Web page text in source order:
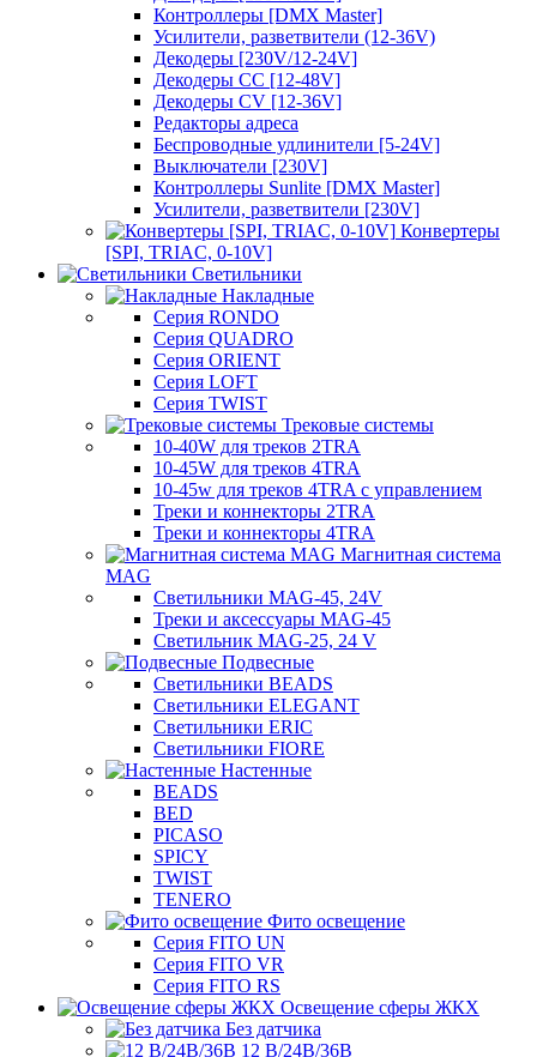
Контроллеры [DMX Master]
Усилители, разветвители (12-36V)
Декодеры [230V/12-24V]
Декодеры CC [12-48V]
Декодеры CV [12-36V]
Редакторы адреса
Беспроводные удлинители [5-24V]
Выключатели [230V]
Контроллеры Sunlite [DMX Master]
Усилители, разветвители [230V]
Конвертеры
[SPI, TRIAC, 0-10V]
Светильники
Накладные
Серия RONDO
Серия QUADRO
Серия ORIENT
Серия LOFT
Серия TWIST
Трековые системы
10-40W для треков 2TRA
10-45W для треков 4TRA
10-45w для треков 4TRA с управлением
Треки и коннекторы 2TRA
Треки и коннекторы 4TRA
Магнитная система
MAG
Светильники MAG-45, 24V
Треки и аксессуары MAG-45
Светильник MAG-25, 24 V
Подвесные
Светильники BEADS
Светильники ELEGANT
Светильники ERIC
Светильники FIORE
Настенные
BEADS
BED
PICASO
SPICY
TWIST
TENERO
Фито освещение
Серия FITO UN
Серия FITO VR
Серия FITO RS
Освещение сферы ЖКХ
Без датчика
12 В/24В/36В